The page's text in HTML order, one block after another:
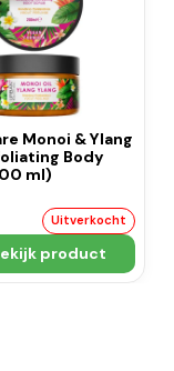
Monoi & Ylang
Body
ml)
Uitverkocht
product